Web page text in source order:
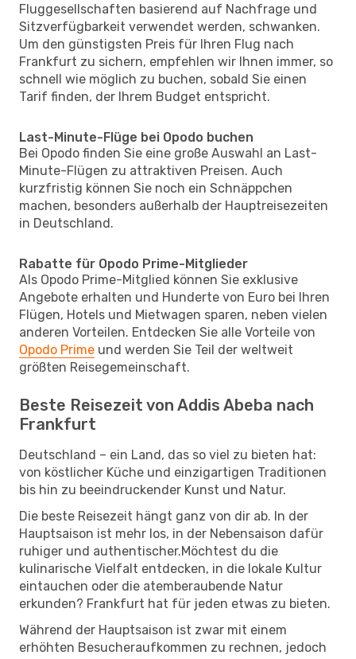
Fluggesellschaften basierend auf Nachfrage und
Sitzverfügbarkeit verwendet werden, schwanken.
Um den günstigsten Preis für Ihren Flug nach
Frankfurt zu sichern, empfehlen wir Ihnen immer, so
schnell wie möglich zu buchen, sobald Sie einen
Tarif finden, der Ihrem Budget entspricht.
Last-Minute-Flüge bei Opodo buchen
Bei Opodo finden Sie eine große Auswahl an Last-
Minute-Flügen zu attraktiven Preisen. Auch
kurzfristig können Sie noch ein Schnäppchen
machen, besonders außerhalb der Hauptreisezeiten
in Deutschland.
Rabatte für Opodo Prime-Mitglieder
Als Opodo Prime-Mitglied können Sie exklusive
Angebote erhalten und Hunderte von Euro bei Ihren
Flügen, Hotels und Mietwagen sparen, neben vielen
anderen Vorteilen. Entdecken Sie alle Vorteile von
Opodo Prime und werden Sie Teil der weltweit
größten Reisegemeinschaft.
Beste Reisezeit von Addis Abeba nach
Frankfurt
Deutschland – ein Land, das so viel zu bieten hat:
von köstlicher Küche und einzigartigen Traditionen
bis hin zu beeindruckender Kunst und Natur.
Die beste Reisezeit hängt ganz von dir ab. In der
Hauptsaison ist mehr los, in der Nebensaison dafür
ruhiger und authentischer.Möchtest du die
kulinarische Vielfalt entdecken, in die lokale Kultur
eintauchen oder die atemberaubende Natur
erkunden? Frankfurt hat für jeden etwas zu bieten.
Während der Hauptsaison ist zwar mit einem
erhöhten Besucheraufkommen zu rechnen, jedoch